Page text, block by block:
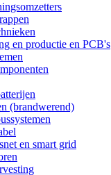
en productie en PCB's
(brandwerend)
en smart grid